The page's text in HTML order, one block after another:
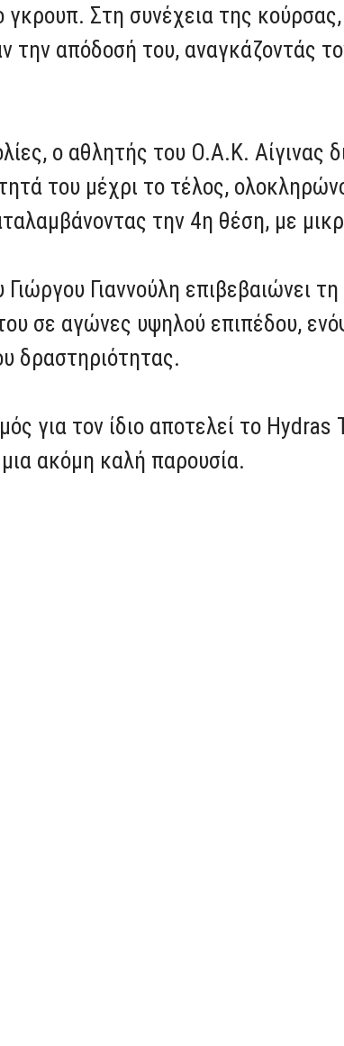
γκρουπ. Στη συνέχεια της
την απόδοσή του, αναγκάζοντάς
ο αθλητής του Ο.Α.Κ. Αίγινας
του μέχρι το τέλος,
την 4η θέση, με
Γιαννούλη επιβεβαιώνει
σε αγώνες υψηλού επιπέδου,
δραστηριότητας.
για τον ίδιο αποτελεί το
μια ακόμη καλή παρουσία.